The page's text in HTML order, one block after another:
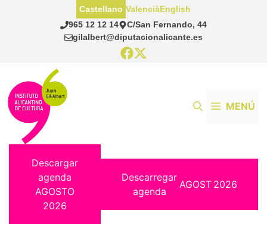
965 12 12 14
C/San Fernando, 44
gilalbert@diputacionalicante.es
Castellano ValenciàEnglish
MENÚ
Descargar
agenda
AGOSTO
2026
Descarregar
agenda
AGOST 2026